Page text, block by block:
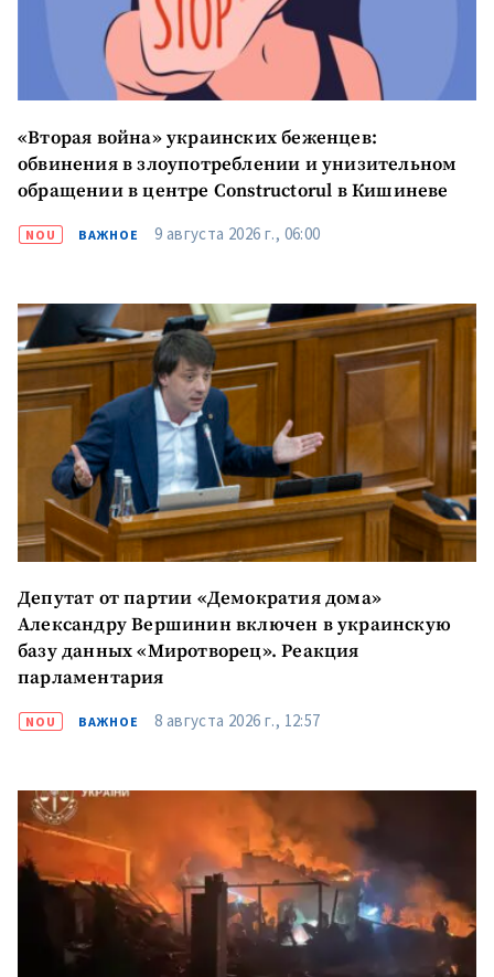
«Вторая война» украинских беженцев:
обвинения в злоупотреблении и унизительном
обращении в центре Constructorul в Кишиневе
NOU ВАЖНОЕ 9 августа 2026 г., 06:00
Депутат от партии «Демократия дома»
Александру Вершинин включен в украинскую
базу данных «Миротворец». Реакция
парламентария
NOU ВАЖНОЕ 8 августа 2026 г., 12:57